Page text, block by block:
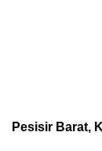
Pesisir Barat,